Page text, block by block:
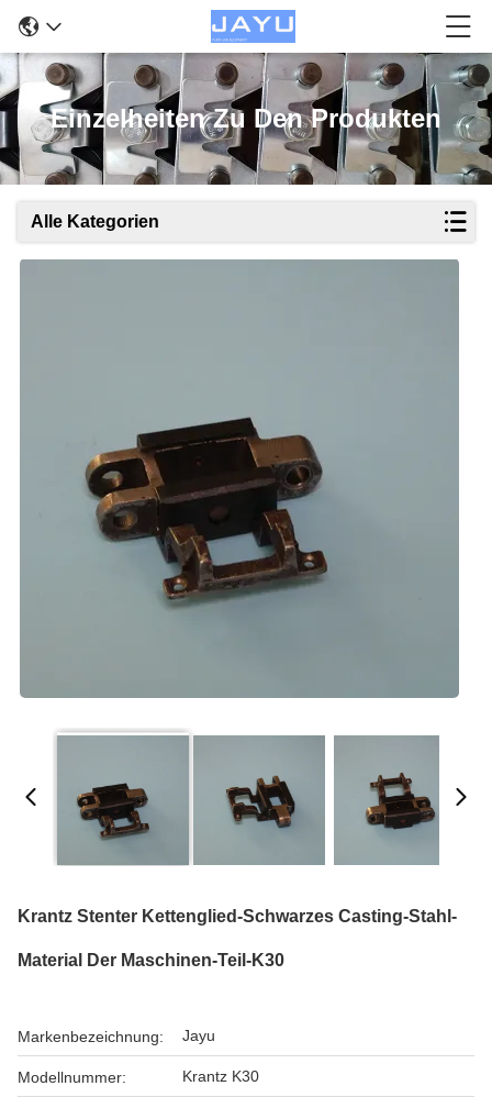
Einzelheiten Zu Den Produkten
Alle Kategorien
Krantz Stenter Kettenglied-Schwarzes Casting-Stahl-
Material Der Maschinen-Teil-K30
Markenbezeichnung: Jayu
Modellnummer: Krantz K30